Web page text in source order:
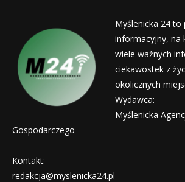
Myślenicka 24 to
informacyjny, na
wiele ważnych
ciekawostek z
okolicznych
Wydawca:
Myślenicka
Gospodarczego
Kontakt:
redakcja@myslenicka24.pl